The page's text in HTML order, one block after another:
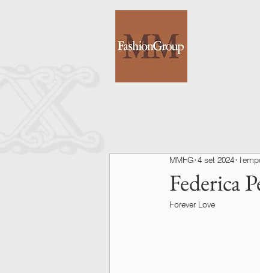
Federica
MMFG 4 set 2024
Forever Love